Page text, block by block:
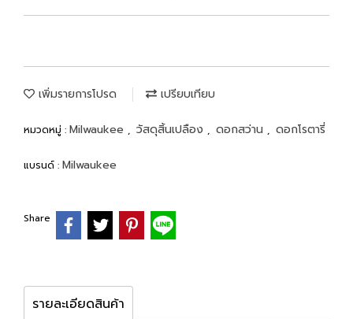
เพิ่มรายการโปรด เปรียบเทียบ
หมวดหมู่ : Milwaukee , วัสดุสิ้นเปลือง , ดอกสว่าน , ดอกโรตารี่
แบรนด์ : Milwaukee
Share
รายละเอียดสินค้า